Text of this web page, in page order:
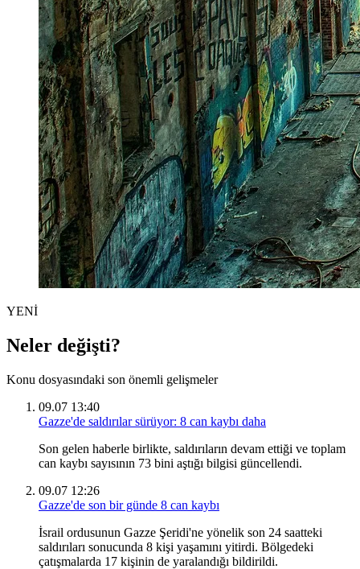
YENİ
Neler değişti?
Konu dosyasındaki son önemli gelişmeler
09.07 13:40
Gazze'de saldırılar sürüyor: 8 can kaybı daha
Son gelen haberle birlikte, saldırıların devam ettiği ve toplam
can kaybı sayısının 73 bini aştığı bilgisi güncellendi.
09.07 12:26
Gazze'de son bir günde 8 can kaybı
İsrail ordusunun Gazze Şeridi'ne yönelik son 24 saatteki
saldırıları sonucunda 8 kişi yaşamını yitirdi. Bölgedeki
çatışmalarda 17 kişinin de yaralandığı bildirildi.